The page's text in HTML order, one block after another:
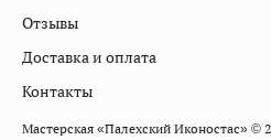
Отзывы
Доставка и оплата
Контакты
Мастерская «Палехский Иконостас» ©